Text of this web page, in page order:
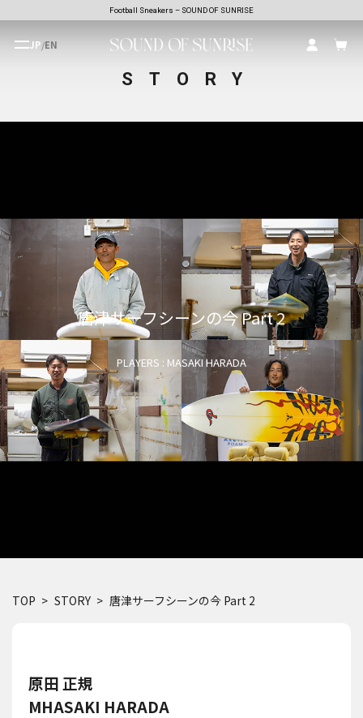
Football Sneakers – SOUND OF SUNRISE
JP/EN
STORY
唐津サーフシーンの今 Part 2
PLAYERS : MASAKI HARADA
TOP STORY 唐津サーフシーンの今 Part 2
原田 正規
MHASAKI HARADA